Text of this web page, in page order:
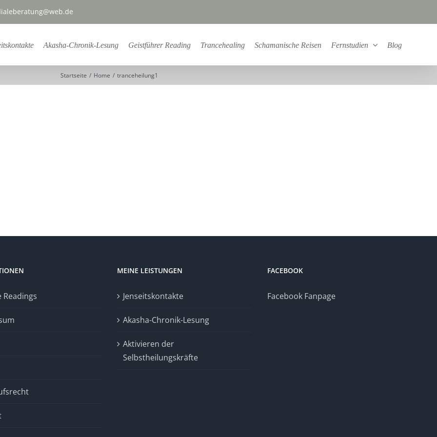
Akasha-Chronik-Lesung Geistführer Reading Trancehealing Schamanische Reisen Fernstudien Blog
Startseite Home tranceheilung1
Readings
MEINE LEISTUNGEN
Jenseitskontakte
Akasha-Chronik-Lesung
Aktivieren der
Selbstheilungskräfte
FACEBOOK
Facebook Fanpage